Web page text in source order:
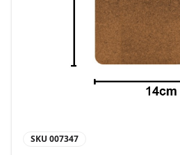
SKU 007347